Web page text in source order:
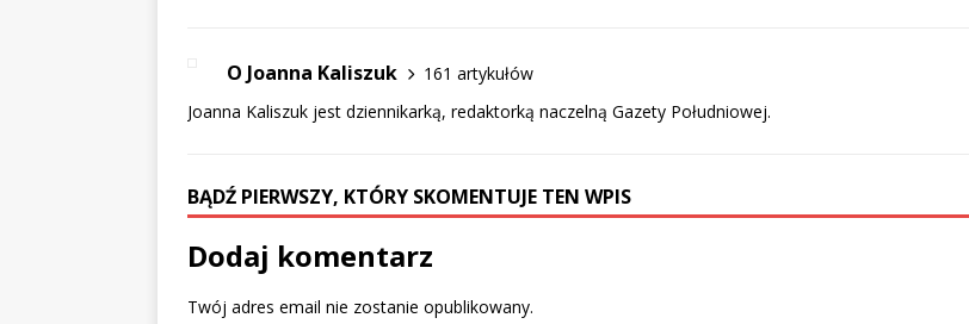
O Joanna Kaliszuk
161 artykułów
Joanna Kaliszuk jest dziennikarką, redaktorką naczelną Gazety Południowej.
BĄDŹ PIERWSZY, KTÓRY SKOMENTUJE TEN WPIS
Dodaj komentarz
Twój adres email nie zostanie opublikowany.